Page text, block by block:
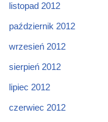
listopad 2012
październik 2012
wrzesień 2012
sierpień 2012
lipiec 2012
czerwiec 2012